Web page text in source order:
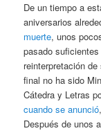
De un tiempo a
aniversarios
muerte, unos
pasado
reinterpretación
final no ha sido
Cátedra y Letras
cuando se anunció
Después de unos